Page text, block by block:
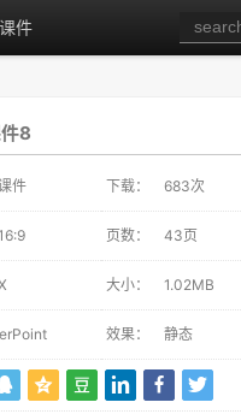
件
8
件 下载： 683次
页数： 43页
大小： 1.02MB
效果： 静态